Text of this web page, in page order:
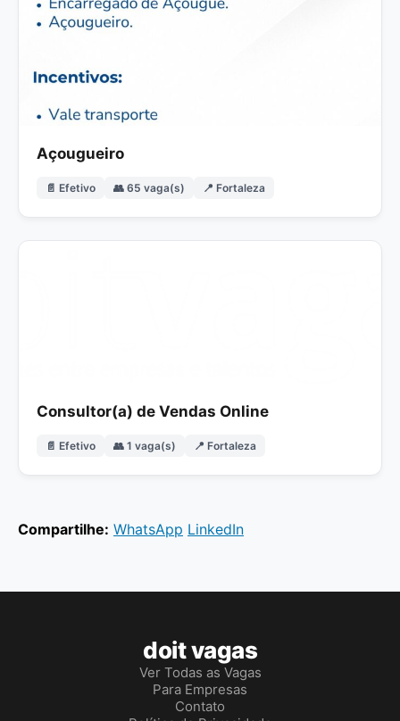
Açougueiro
📄 Efetivo 👥 65 vaga(s) 📍 Fortaleza
Consultor(a) de Vendas Online
📄 Efetivo 👥 1 vaga(s) 📍 Fortaleza
Compartilhe: WhatsApp LinkedIn
doit vagas
Ver Todas as Vagas
Para Empresas
Contato